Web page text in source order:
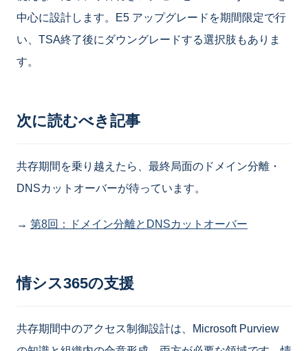
中心に設計します。E5 アップグレードを期間限定で行
い、TSA終了後にダウングレードする選択肢もありま
す。
次に読むべき記事
共存期間を乗り越えたら、最終局面のドメイン分離・
DNSカットオーバーが待っています。
→ 第8回：ドメイン分離とDNSカットオーバー
情シス365の支援
共存期間中のアクセス制御設計は、Microsoft Purview